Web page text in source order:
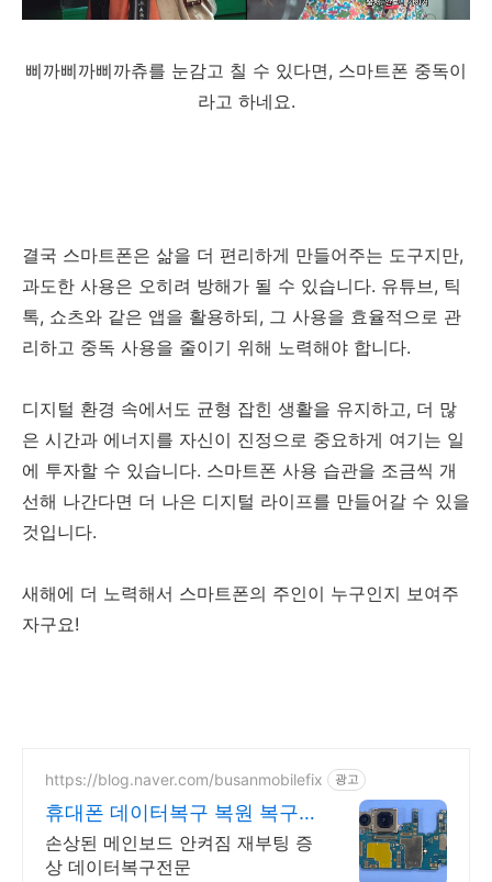
삐까삐까삐까츄를 눈감고 칠 수 있다면, 스마트폰 중독이
라고 하네요.
결국 스마트폰은 삶을 더 편리하게 만들어주는 도구지만,
과도한 사용은 오히려 방해가 될 수 있습니다. 유튜브, 틱
톡, 쇼츠와 같은 앱을 활용하되, 그 사용을 효율적으로 관
리하고 중독 사용을 줄이기 위해 노력해야 합니다.
디지털 환경 속에서도 균형 잡힌 생활을 유지하고, 더 많
은 시간과 에너지를 자신이 진정으로 중요하게 여기는 일
에 투자할 수 있습니다. 스마트폰 사용 습관을 조금씩 개
선해 나간다면 더 나은 디지털 라이프를 만들어갈 수 있을
것입니다.
새해에 더 노력해서 스마트폰의 주인이 누구인지 보여주
자구요!
https://blog.naver.com/busanmobilefix 광고
휴대폰 데이터복구 복원 복구
실패시 비용 무료
손상된 메인보드 안켜짐 재부팅 증
상 데이터복구전문